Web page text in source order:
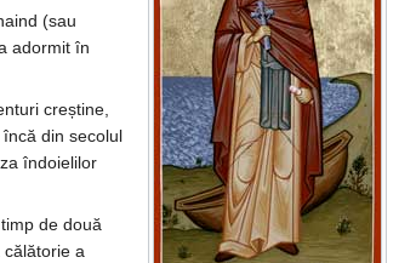
(sau
adormit în
creștine,
din secolul
îndoielilor
de două
călătorie a